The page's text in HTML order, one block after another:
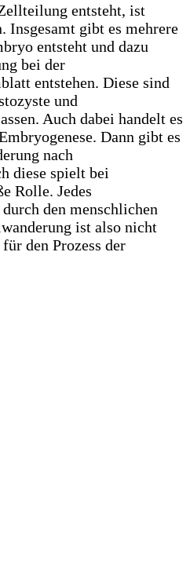
entsteht, ist
Insgesamt gibt es mehrere
entsteht und dazu
bei der
entstehen. Diese sind
und
Auch dabei handelt es
Dann gibt es
nach
diese spielt bei
Rolle. Jedes
den menschlichen
ist also nicht
den Prozess der